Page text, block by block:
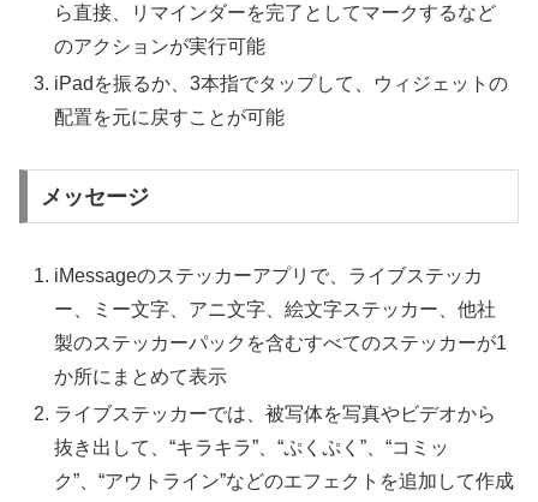
ら直接、リマインダーを完了としてマークするなど
のアクションが実行可能
iPadを振るか、3本指でタップして、ウィジェットの
配置を元に戻すことが可能
メッセージ
iMessageのステッカーアプリで、ライブステッカ
ー、ミー文字、アニ文字、絵文字ステッカー、他社
製のステッカーパックを含むすべてのステッカーが1
か所にまとめて表示
ライブステッカーでは、被写体を写真やビデオから
抜き出して、“キラキラ”、“ぷくぷく”、“コミッ
ク”、“アウトライン”などのエフェクトを追加して作成